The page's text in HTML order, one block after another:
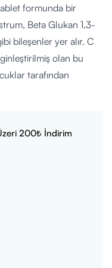
formunda bir
Beta Glukan 1,3-
bileşenler yer alır. C
olan bu
tarafından
desteği olarak
C vitamini, D
amaçlarla
200₺ İndirim